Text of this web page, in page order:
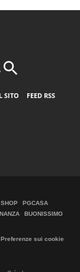
SITO
FEED RSS
PGCASA
BUONISSIMO
Preferenze sui cookie